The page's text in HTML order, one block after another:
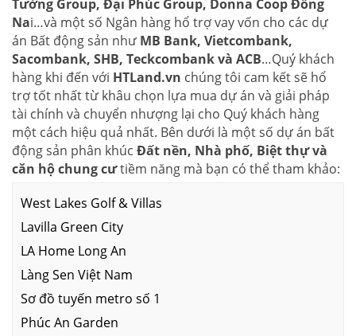
Tường Group, Đại Phúc Group, Donna Coop Đồng
Nai…và một số Ngân hàng hổ trợ vay vốn cho các dự
án Bất động sản như MB Bank, Vietcombank,
Sacombank, SHB, Teckcombank và ACB…Quý khách
hàng khi đến với HTLand.vn chúng tôi cam kết sẽ hổ
trợ tốt nhất từ khâu chọn lựa mua dự án và giải pháp
tài chính và chuyển nhượng lại cho Quý khách hàng
một cách hiệu quả nhất. Bên dưới là một số dự án bất
động sản phân khúc Đất nền, Nhà phố, Biệt thự và
căn hộ chung cưtiềm năng mà bạn có thể tham khảo:
West Lakes Golf & Villas
Lavilla Green City
LA Home Long An
Làng Sen Việt Nam
Sơ đồ tuyến metro số 1
Phúc An Garden